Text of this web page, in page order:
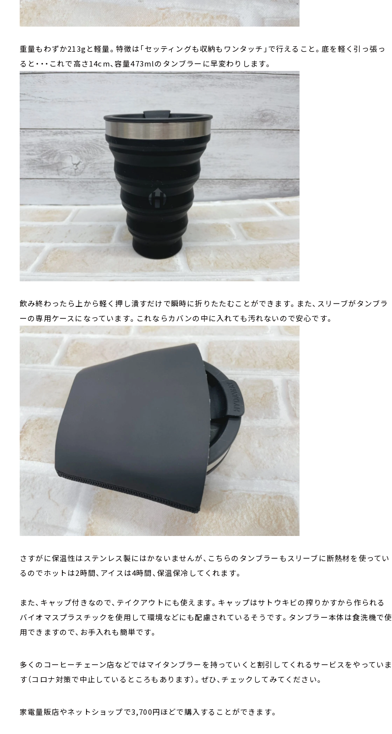
重量もわずか213gと軽量。特徴は「セッティングも収納もワンタッチ」で行えること。底を軽く引っ張っ
ると・・・これで高さ14cm、容量473mlのタンブラーに早変わりします。
飲み終わったら上から軽く押し潰すだけで瞬時に折りたたむことができます。また、スリーブがタンブラ
ーの専用ケースになっています。これならカバンの中に入れても汚れないので安心です。
さすがに保温性はステンレス製にはかないませんが、こちらのタンブラーもスリーブに断熱材を使ってい
るのでホットは2時間、アイスは4時間、保温保冷してくれます。
また、キャップ付きなので、テイクアウトにも使えます。キャップはサトウキビの搾りかすから作られる
バイオマスプラスチックを使用して環境などにも配慮されているそうです。タンブラー本体は食洗機で使
用できますので、お手入れも簡単です。
多くのコーヒーチェーン店などではマイタンブラーを持っていくと割引してくれるサービスをやっていま
す（コロナ対策で中止しているところもあります）。ぜひ、チェックしてみてください。
家電量販店やネットショップで3,700円ほどで購入することができます。